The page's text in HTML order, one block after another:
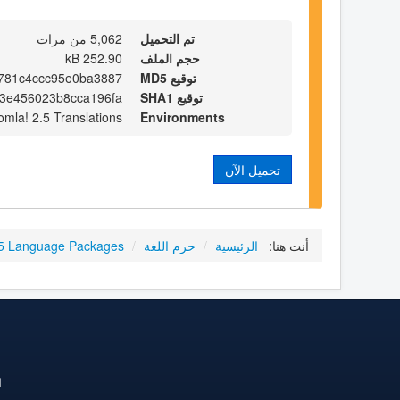
تم التحميل
5,062 من مرات
حجم الملف
252.90 kB
توقيع MD5
توقيع SHA1
Environments
2.5 Translations
تحميل الآن
أنت هنا: الرئيسية / حزم اللغة /
Language Packages